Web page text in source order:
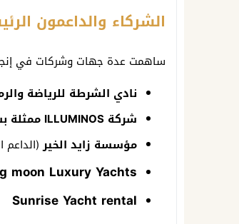
الشركاء والداعمون
ساهمت عدة جهات وشركات في إنجاح
نادي الشرطة للرياضة
شركة ILLUMINOS ممثلة بسيدة الأعمال لانا القطان
مؤسسة زايد الخير(الداعم
moon Luxury Yachts
Sunrise Yacht rental